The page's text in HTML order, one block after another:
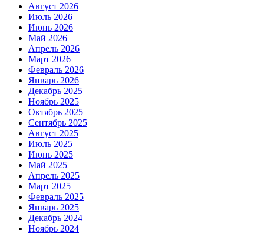
Август 2026
Июль 2026
Июнь 2026
Май 2026
Апрель 2026
Март 2026
Февраль 2026
Январь 2026
Декабрь 2025
Ноябрь 2025
Октябрь 2025
Сентябрь 2025
Август 2025
Июль 2025
Июнь 2025
Май 2025
Апрель 2025
Март 2025
Февраль 2025
Январь 2025
Декабрь 2024
Ноябрь 2024